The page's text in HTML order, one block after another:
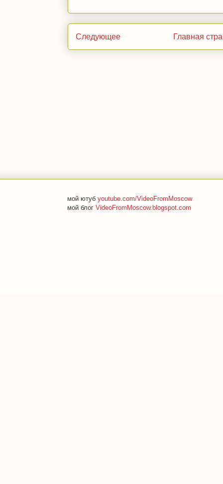
Следующее Главная
мой ютуб youtube.com/VideoFromMoscow
мой блог VideoFromMoscow.blogspot.com